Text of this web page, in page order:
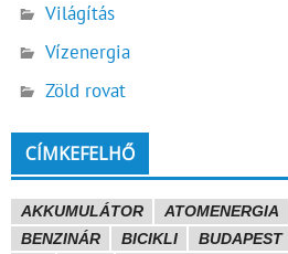
Világítás
Vízenergia
Zöld rovat
CÍMKEFELHŐ
AKKUMULÁTOR ATOMENERGIA
BENZINÁR
BICIKLI BUDAPEST